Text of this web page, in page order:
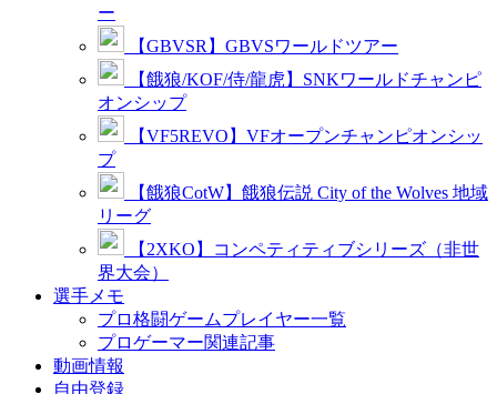
ー
【GBVSR】GBVSワールドツアー
【餓狼/KOF/侍/龍虎】SNKワールドチャンピ
オンシップ
【VF5REVO】VFオープンチャンピオンシッ
プ
【餓狼CotW】餓狼伝説 City of the Wolves 地域
リーグ
【2XKO】コンペティティブシリーズ（非世
界大会）
選手メモ
プロ格闘ゲームプレイヤー一覧
プロゲーマー関連記事
動画情報
自由登録